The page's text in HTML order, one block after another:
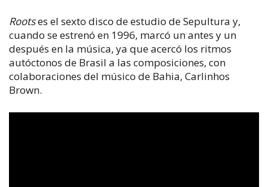
Rootses el sexto disco de estudio de Sepultura y,
cuando se estrenó en 1996, marcó un antes y un
después en la música, ya que acercó los ritmos
autóctonos de Brasil a las composiciones, con
colaboraciones del músico de Bahia, Carlinhos
Brown.